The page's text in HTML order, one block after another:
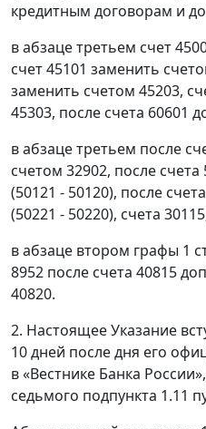
кредитным договорам и
в абзаце третьем счет
счет 45101 заменить
заменить счетом 45203,
45303, после счета 60601
в абзаце третьем после
счетом 32902, после
(50121 - 50120), после
(50221 - 50220), счета
в абзаце втором графы 1
8952 после счета 40815
40820.
2. Настоящее Указание
10 дней после дня его
в «Вестнике Банка
седьмого подпункта 1.11